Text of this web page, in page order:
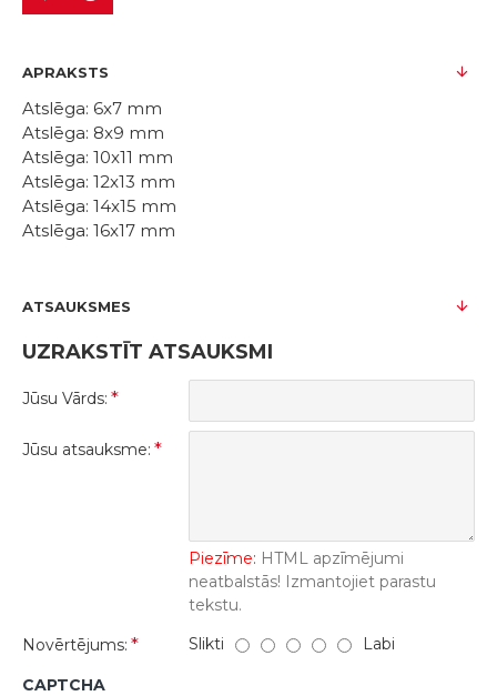
APRAKSTS
Atslēga: 6x7 mm
Atslēga: 8x9 mm
Atslēga: 10x11 mm
Atslēga: 12x13 mm
Atslēga: 14x15 mm
Atslēga: 16x17 mm
ATSAUKSMES
UZRAKSTĪT ATSAUKSMI
Jūsu Vārds:
Jūsu atsauksme:
Piezīme: HTML apzīmējumi
neatbalstās! Izmantojiet parastu
tekstu.
Novērtējums:
Slikti Labi
CAPTCHA